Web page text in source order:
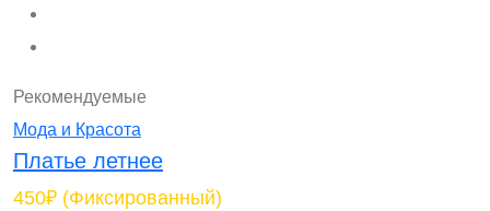
Рекомендуемые
Мода и Красота
Платье летнее
450₽ (Фиксированный)